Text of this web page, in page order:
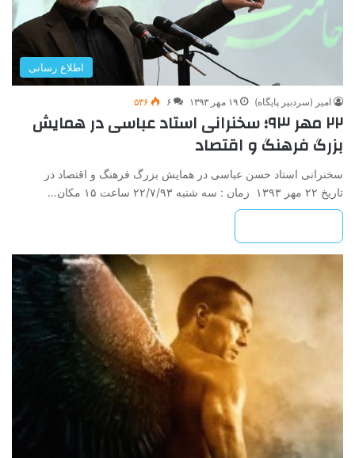
اطلاع رسانی
امیر (سردبیر پایگاه) ۱۹ مهر ۱۳۹۳ ۶ ۵۳۶
۲۲ مهر ۹۳؛ سخنرانی استاد عباسی در همایش
بزرگ فرهنگ و اقتصاد
سخنرانی استاد حسن عباسی در همایش بزرگ فرهنگ و اقتصاد در
تاریخ ۲۲ مهر ۱۳۹۳ زمان : سه شنبه ۲۲/۷/۹۳ ساعت ۱۵ مکان…